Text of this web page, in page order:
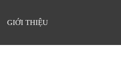
GIỚI THIỆU